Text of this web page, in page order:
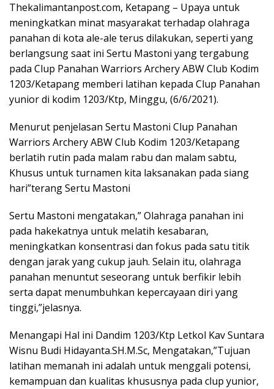
Thekalimantanpost.com, Ketapang – Upaya untuk
meningkatkan minat masyarakat terhadap olahraga
panahan di kota ale-ale terus dilakukan, seperti yang
berlangsung saat ini Sertu Mastoni yang tergabung
pada Clup Panahan Warriors Archery ABW Club Kodim
1203/Ketapang memberi latihan kepada Clup Panahan
yunior di kodim 1203/Ktp, Minggu, (6/6/2021).
Menurut penjelasan Sertu Mastoni Clup Panahan
Warriors Archery ABW Club Kodim 1203/Ketapang
berlatih rutin pada malam rabu dan malam sabtu,
Khusus untuk turnamen kita laksanakan pada siang
hari”terang Sertu Mastoni
Sertu Mastoni mengatakan,” Olahraga panahan ini
pada hakekatnya untuk melatih kesabaran,
meningkatkan konsentrasi dan fokus pada satu titik
dengan jarak yang cukup jauh. Selain itu, olahraga
panahan menuntut seseorang untuk berfikir lebih
serta dapat menumbuhkan kepercayaan diri yang
tinggi,”jelasnya.
Menangapi Hal ini Dandim 1203/Ktp Letkol Kav Suntara
Wisnu Budi Hidayanta.SH.M.Sc, Mengatakan,”Tujuan
latihan memanah ini adalah untuk menggali potensi,
kemampuan dan kualitas khususnya pada clup yunior,